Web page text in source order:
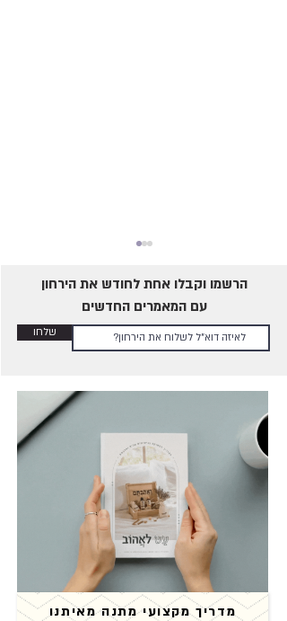
כמה פעמים בשבוע מומלץ
הרשמו וקבלו אחת לחודש את הירחון
עם המאמרים החדשים
שלחו
מדריך מקצועי מתנה מאיתנו